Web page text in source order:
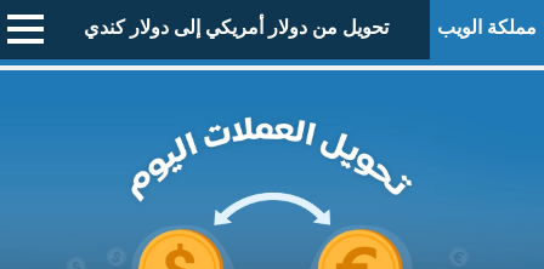
مملكة الويب تحويل من دولار أمريكي إلى دولار كندي